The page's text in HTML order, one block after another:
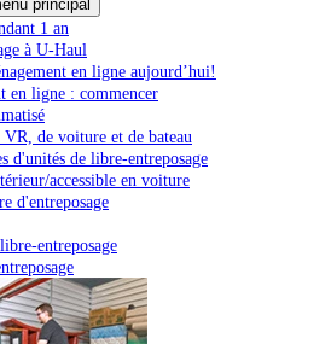
principal
1 an
à U-Haul
en ligne aujourd’hui!
en ligne : commencer
VR, de voiture et de bateau
d'unités de libre-entreposage
accessible en voiture
d'entreposage
entreposage